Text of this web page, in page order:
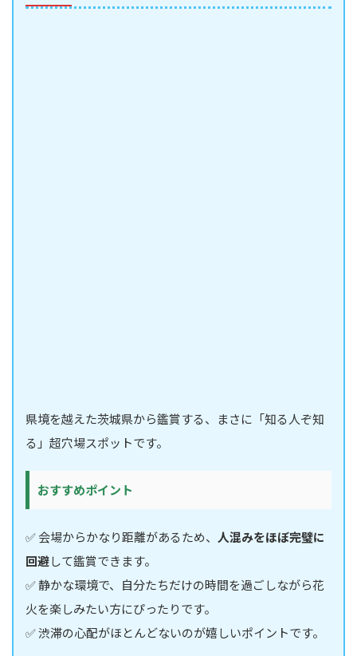
県境を越えた茨城県から鑑賞する、まさに「知る人ぞ知
る」超穴場スポットです。
おすすめポイント
✅ 会場からかなり距離があるため、 人混みをほぼ完璧に
回避して鑑賞できます。
✅ 静かな環境で、自分たちだけの時間を過ごしながら花
火を楽しみたい方にぴったりです。
✅ 渋滞の心配がほとんどないのが嬉しいポイントです。